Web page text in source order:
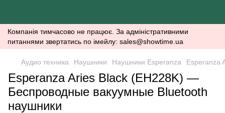
Компанія тимчасово не працює. За адміністративними
питаннями звертатись по імейлу: sales@showtime.ua
Аудио техника Наушники Наушники Esperanza Esperanza
Esperanza Aries Black (EH228K) —
Беспроводные вакуумные Bluetooth
наушники